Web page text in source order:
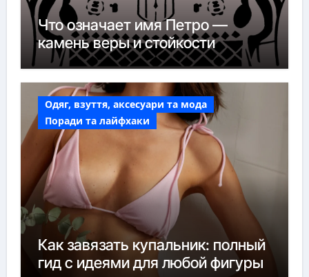
Что означает имя Петро —
камень веры и стойкости
Одяг, взуття, аксесуари та мода
Поради та лайфхаки
Как завязать купальник: полный
гид с идеями для любой фигуры